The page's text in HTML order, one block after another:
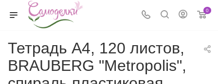
0
Тетрадь А4, 120 листов,
BRAUBERG "Metropolis",